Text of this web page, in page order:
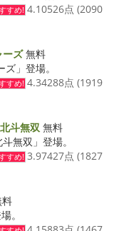
すめ! 4.10526点 (2090
ーズ無料
」登場。
すめ! 4.34288点 (1919
斗無双 無料
無双」登場。
すめ! 3.97427点 (1827
。